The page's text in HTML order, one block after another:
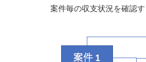
案件毎の収支状況を確認す